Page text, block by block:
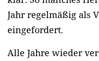
Jahr regelmäßig als
eingefordert.
Alle Jahre wieder